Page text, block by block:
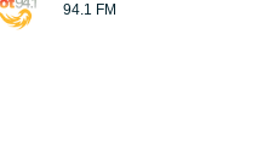
94.1 FM